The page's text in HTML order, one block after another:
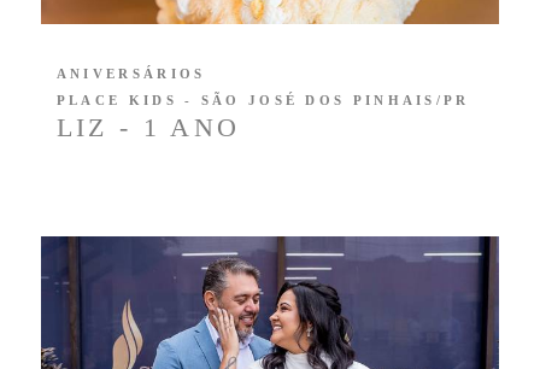
LIZ - 1 ANO
ANIVERSÁRIOS
PLACE KIDS - SÃO JOSÉ DOS PINHAIS/PR